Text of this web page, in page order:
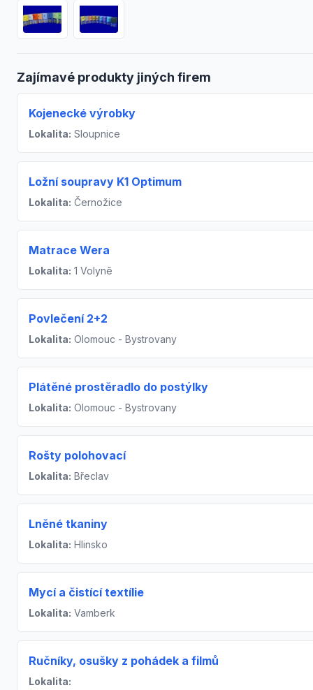
Zajímavé produkty jiných firem
Kojenecké výrobky
Lokalita: Sloupnice
Ložní soupravy K1 Optimum
Lokalita: Černožice
Matrace Wera
Lokalita: 1 Volyně
Povlečení 2+2
Lokalita: Olomouc - Bystrovany
Plátěné prostěradlo do postýlky
Lokalita: Olomouc - Bystrovany
Rošty polohovací
Lokalita: Břeclav
Lněné tkaniny
Lokalita: Hlinsko
Mycí a čistící textílie
Lokalita: Vamberk
Ručníky, osušky z pohádek a filmů
Lokalita: